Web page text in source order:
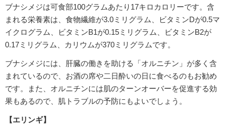
ブナシメジは可食部100グラムあたり17キロカロリーです。含
まれる栄養素は、食物繊維が3.0ミリグラム、ビタミンDが0.5マ
イクログラム、ビタミンB1が0.15ミリグラム、ビタミンB2が
0.17ミリグラム、カリウムが370ミリグラムです。
ブナシメジには、肝臓の働きを助ける「オルニチン」が多く含
まれているので、お酒の席や二日酔いの日に食べるのもお勧め
です。また、オルニチンには肌のターンオーバーを促進する効
果もあるので、肌トラブルの予防にもよいでしょう。
【エリンギ】